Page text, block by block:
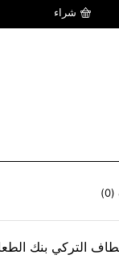
شراء
التركي بنك